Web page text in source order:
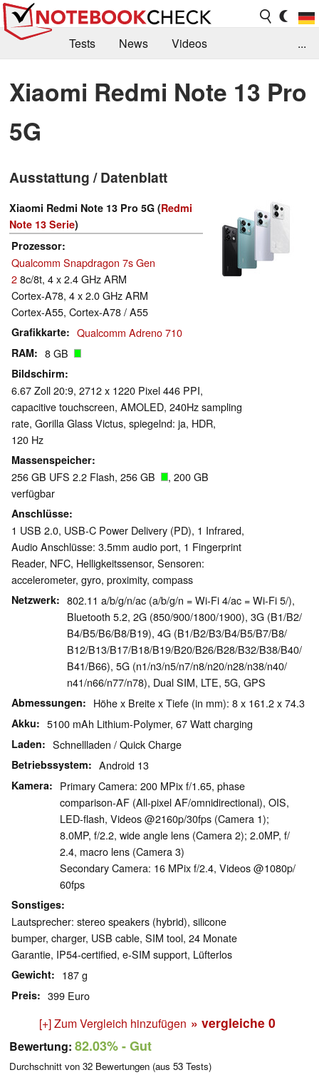
Tests News
Videos
Kaufberatung
Deals Suche
Jobs
Forum
...
Xiaomi Redmi Note 13 Pro
5G
Ausstattung / Datenblatt
Xiaomi Redmi Note 13 Pro 5G (Redmi
Note 13 Serie)
Prozessor
Qualcomm Snapdragon 7s Gen
28c/8t, 4 x 2.4 GHz ARM
Cortex-A78, 4 x 2.0 GHz ARM
Cortex-A55, Cortex-A78 / A55
Grafikkarte Qualcomm Adreno 710
RAM 8 GB
Bildschirm
6.67 Zoll 20:9, 2712 x 1220 Pixel 446 PPI,
capacitive touchscreen, AMOLED, 240Hz sampling
rate, Gorilla Glass Victus, spiegelnd: ja, HDR,
120 Hz
Massenspeicher
256 GB UFS 2.2 Flash, 256 GB
, 200 GB
verfügbar
Anschlüsse
1 USB 2.0, USB-C Power Delivery (PD), 1 Infrared,
Audio Anschlüsse: 3.5mm audio port, 1 Fingerprint
Reader, NFC, Helligkeitssensor, Sensoren:
accelerometer, gyro, proximity, compass
Netzwerk
802.11 a/b/g/n/ac (a/b/g/n = Wi-Fi 4/ac = Wi-Fi 5/),
Bluetooth 5.2, 2G (850/​900/​1800/​1900), 3G (B1/​B2/​
B4/​B5/​B6/​B8/​B19), 4G (B1/​B2/​B3/​B4/​B5/​B7/​B8/​
B12/​B13/​B17/​B18/​B19/​B20/​B26/​B28/​B32/​B38/​B40/​
B41/​B66), 5G (n1/​n3/​n5/​n7/​n8/​n20/​n28/​n38/​n40/​
n41/​n66/​n77/​n78), Dual SIM, LTE, 5G, GPS
Abmessungen Höhe x Breite x Tiefe (in mm): 8 x 161.2 x 74.3
Akku 5100 mAh Lithium-Polymer, 67 Watt charging
Laden Schnellladen / Quick Charge
Betriebssystem Android 13
Kamera
Primary Camera: 200 MPix f/​1.65, phase
comparison-AF (All-pixel AF/​omnidirectional), OIS,
LED-flash, Videos @2160p/​30fps (Camera 1);
8.0MP, f/​2.2, wide angle lens (Camera 2); 2.0MP, f/​
2.4, macro lens (Camera 3)
Secondary Camera: 16 MPix f/​2.4, Videos @1080p/​
60fps
Sonstiges
Lautsprecher: stereo speakers (hybrid), silicone
bumper, charger, USB cable, SIM tool, 24 Monate
Garantie, IP54-certified, e-SIM support, Lüfterlos
Gewicht 187 g
Preis 399 Euro
[+] Zum Vergleich hinzufügen » vergleiche 0
Bewertung: 82.03%- Gut
Durchschnitt von 32 Bewertungen (aus 53 Tests)